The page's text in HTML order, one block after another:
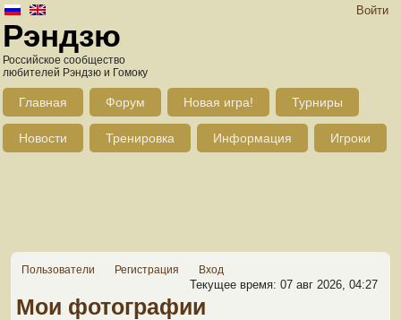
Войти
Рэндзю
Российское сообщество
любителей Рэндзю и Гомоку
Главная Форум Новая игра! Турниры
Новости Тренировка Информация Игроки
Пользователи Регистрация Вход
Текущее время: 07 авг 2026, 04:27
Мои фотографии